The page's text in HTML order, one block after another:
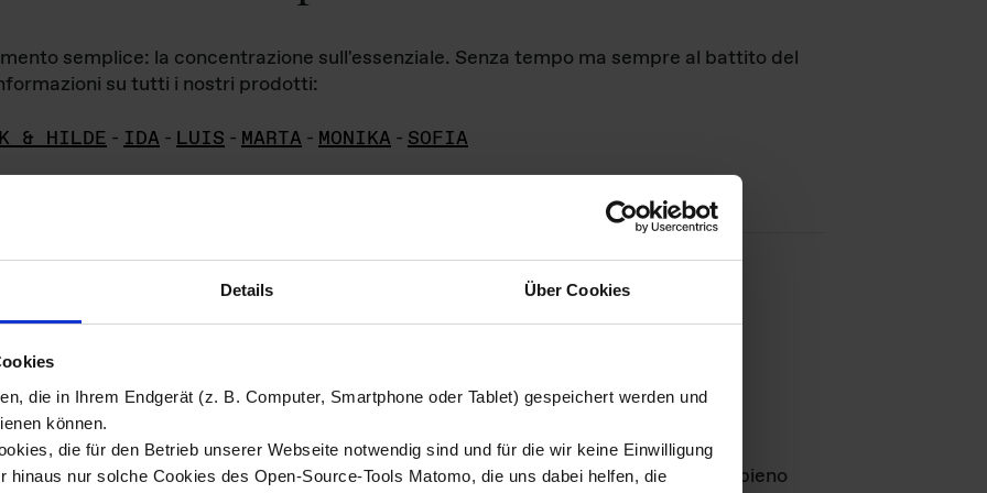
Details Über Cookies
die in Ihrem Endgerät (z. B. Computer, Smartphone oder Tablet) gespeichert werden und
können.
die für den Betrieb unserer Webseite notwendig sind und für die wir keine Einwilligung
hinaus nur solche Cookies des Open-Source-Tools Matomo, die uns dabei helfen, die
semplice: la concentrazione sull'essenziale. Senza tempo ma sempre al battito del
su tutti i nostri prodotti:
& HILDE - IDA - LUIS - MARTA - MONIKA - SOFIA
di immagini
materiale fotografico sono detenuti daDas ganze LebenGmbH e rimangono in pieno